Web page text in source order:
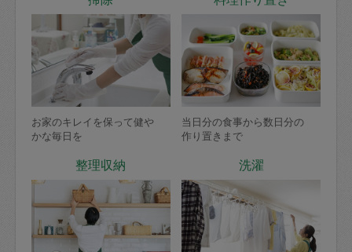
お家のキレイを保って健や
かな毎日を
当日分の食事から数日分の
作り置きまで
整理収納 洗濯